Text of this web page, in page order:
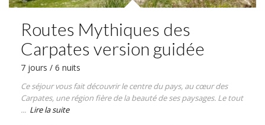
Routes Mythiques des
Carpates version guidée
7 jours / 6 nuits
Ce séjour vous fait découvrir le centre du pays, au cœur des
Carpates, une région fière de la beauté de ses paysages. Le tout
... Lire la suite